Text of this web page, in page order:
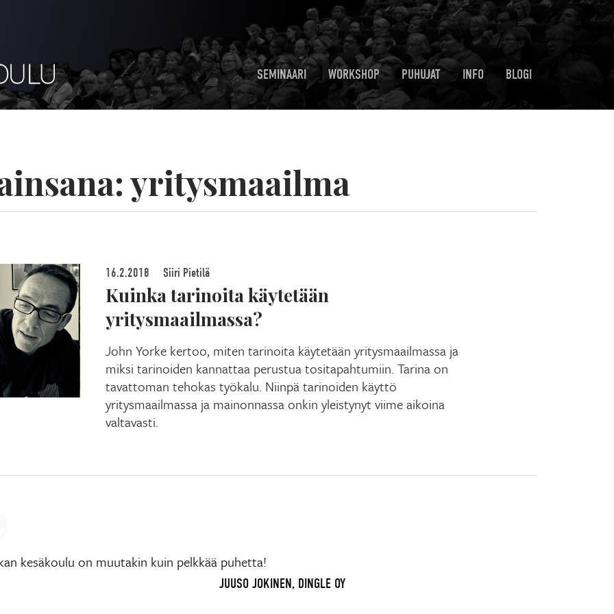
SEMINAARI WORKSHOP PUHUJAT INFO BLOGI
yritysmaailma
16.2.2018 Siiri Pietilä
Kuinka tarinoita käytetään
yritysmaailmassa?
John Yorke kertoo, miten tarinoita käytetään yritysmaailmassa ja
miksi tarinoiden kannattaa perustua tositapahtumiin. Tarina on
tavattoman tehokas työkalu. Niinpä tarinoiden käyttö
yritysmaailmassa ja mainonnassa onkin yleistynyt viime aikoina
valtavasti.
kesäkoulu on muutakin kuin pelkkää puhetta!
JUUSO JOKINEN, DINGLE OY